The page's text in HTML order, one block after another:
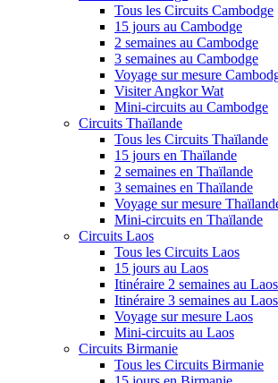
Tous les Circuits Cambodge
15 jours au Cambodge
2 semaines au Cambodge
3 semaines au Cambodge
Voyage sur mesure
Visiter Angkor Wat
Mini-circuits au Cambodge
Circuits Thaïlande
Tous les Circuits Thaïlande
15 jours en Thaïlande
2 semaines en Thaïlande
3 semaines en Thaïlande
Voyage sur mesure
Mini-circuits en Thaïlande
Circuits Laos
Tous les Circuits Laos
15 jours au Laos
Itinéraire 2 semaines au Laos
Itinéraire 3 semaines au Laos
Voyage sur mesure Laos
Mini-circuits au Laos
Circuits Birmanie
Tous les Circuits Birmanie